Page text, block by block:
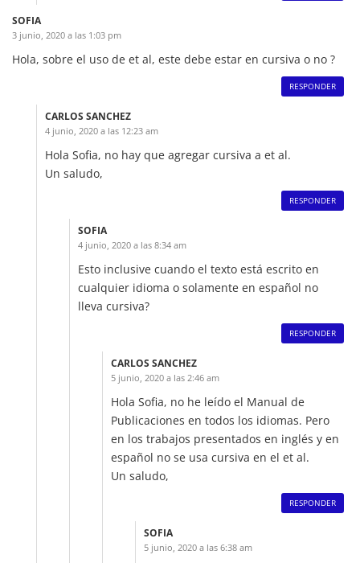
SOFIA
3 junio, 2020 a las 1:03 pm
Hola, sobre el uso de et al, este debe estar en cursiva o no ?
RESPONDER
CARLOS SANCHEZ
4 junio, 2020 a las 12:23 am
Hola Sofia, no hay que agregar cursiva a et al.
Un saludo,
RESPONDER
SOFIA
4 junio, 2020 a las 8:34 am
Esto inclusive cuando el texto está escrito en
cualquier idioma o solamente en español no
lleva cursiva?
RESPONDER
CARLOS SANCHEZ
5 junio, 2020 a las 2:46 am
Hola Sofia, no he leído el Manual de
Publicaciones en todos los idiomas. Pero
en los trabajos presentados en inglés y en
español no se usa cursiva en el et al.
Un saludo,
RESPONDER
SOFIA
5 junio, 2020 a las 6:38 am